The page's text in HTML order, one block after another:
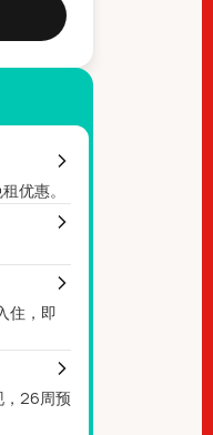
优惠。
住，即
，26周预